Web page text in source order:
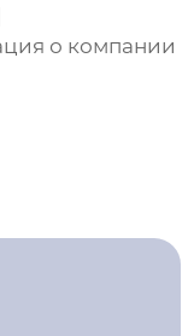
о компании